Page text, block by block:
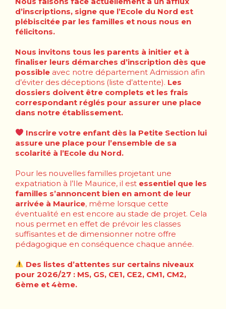
d’inscriptions, signe que l’Ecole du Nord est
plébiscitée par les familles et nous nous en
félicitons.
Nous invitons tous les parents à initier et à
finaliser leurs démarches d’inscription dès que
possible avec notre département Admission afin
d’éviter des déceptions (liste d’attente). Les
dossiers doivent être complets et les frais
correspondant réglés pour assurer une place
dans notre établissement.
Inscrire votre enfant dès la Petite Section lui
assure une place pour l’ensemble de sa
scolarité à l’Ecole du Nord.
Pour les nouvelles familles projetant une
expatriation à l’Ile Maurice, il est essentiel que les
familles s’annoncent bien en amont de leur
arrivée à Maurice, même lorsque cette
éventualité en est encore au stade de projet. Cela
nous permet en effet de prévoir les classes
suffisantes et de dimensionner notre offre
pédagogique en conséquence chaque année.
Des listes d’attentes sur certains niveaux
pour 2026/27 : MS, GS, CE1, CE2, CM1, CM2,
6ème et 4ème.